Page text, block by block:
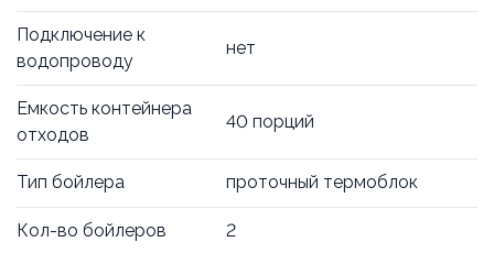
Подключение к
водопроводу
нет
Емкость контейнера
отходов
40 порций
Тип бойлера проточный термоблок
Кол-во бойлеров 2